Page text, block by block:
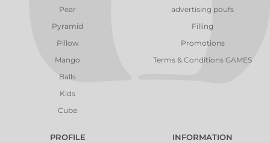
Pear
Pyramid
Pillow
Mango
Balls
Kids
Cube
advertising poufs
Filling
Promotions
Terms & Conditions GAMES
PROFILE INFORMATION